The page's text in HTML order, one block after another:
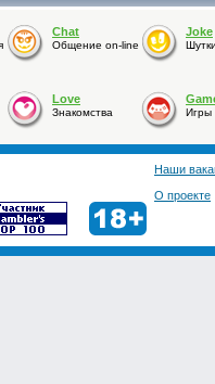
Chat
Общение on-line
Joke
Love
Знакомства Игры
Наши
О проекте